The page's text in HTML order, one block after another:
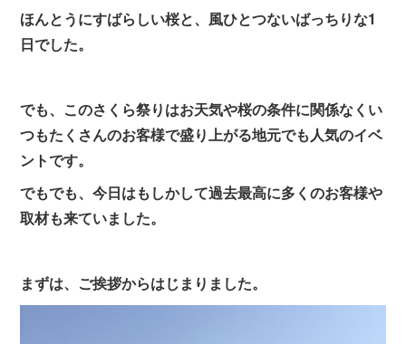
ほんとうにすばらしい桜と、風ひとつないばっちりな1
日でした。
でも、このさくら祭りはお天気や桜の条件に関係なくい
つもたくさんのお客様で盛り上がる地元でも人気のイベ
ントです。
でもでも、今日はもしかして過去最高に多くのお客様や
取材も来ていました。
まずは、ご挨拶からはじまりました。